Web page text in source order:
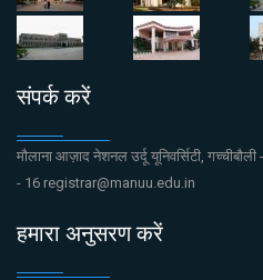
संपर्क करें
मौलाना आज़ाद नेशनल उर्दू यूनिवर्सिटी,
- 16 registrar@manuu.edu.in
हमारा अनुसरण करें